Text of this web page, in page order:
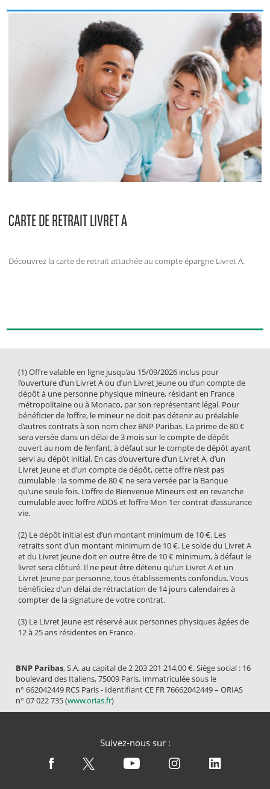
CARTE DE RETRAIT LIVRET A
Découvrez la carte de retrait attachée au compte épargne Livret A.
(1) Offre valable en ligne jusqu’au 15/09/2026 inclus pour
l’ouverture d’un Livret A ou d’un Livret Jeune ou d’un compte de
dépôt à une personne physique mineure, résidant en France
métropolitaine ou à Monaco, par son représentant légal. Pour
bénéficier de l’offre, le mineur ne doit pas détenir au préalable
d’autres contrats à son nom chez BNP Paribas. La prime de 80 €
sera versée dans un délai de 3 mois sur le compte de dépôt
ouvert au nom de l’enfant, à défaut sur le compte de dépôt ayant
servi au dépôt initial. En cas d’ouverture d’un Livret A, d’un
Livret Jeune et d’un compte de dépôt, cette offre n’est pas
cumulable : la somme de 80 € ne sera versée par la Banque
qu’une seule fois. L’offre de Bienvenue Mineurs est en revanche
cumulable avec l’offre ADOS et l’offre Mon 1er contrat d’assurance
vie.
(2) Le dépôt initial est d’un montant minimum de 10 €. Les
retraits sont d’un montant minimum de 10 €. Le solde du Livret A
et du Livret Jeune doit en outre être de 10 € minimum, à défaut le
livret sera clôturé. Il ne peut être détenu qu’un Livret A et un
Livret Jeune par personne, tous établissements confondus. Vous
bénéficiez d’un délai de rétractation de 14 jours calendaires à
compter de la signature de votre contrat.
(3) Le Livret Jeune est réservé aux personnes physiques âgées de
12 à 25 ans résidentes en France.
BNP Paribas, S.A. au capital de 2 203 201 214,00 €. Siège social : 16
boulevard des Italiens, 75009 Paris. Immatriculée sous le
n° 662042449 RCS Paris - Identifiant CE FR 76662042449 – ORIAS
n° 07 022 735 (www.orias.fr)
Suivez-nous sur :